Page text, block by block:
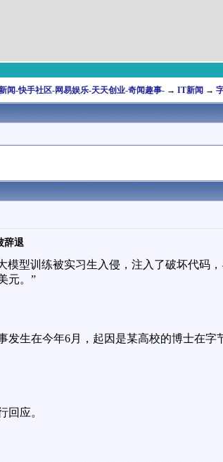
闻-快手社区-网易娱乐-天天创业-奇闻趣事- → IT新闻 →
辞退
模型训练被实习生入侵，注入了破坏代码
元。”
生在今年6月，起因是某高校的博士在
回应。